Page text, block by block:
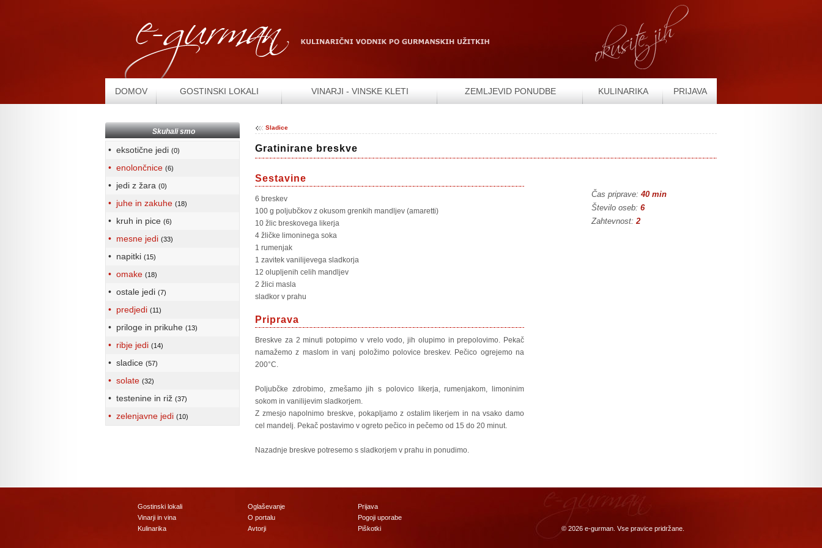
DOMOV GOSTINSKI LOKALI VINARJI - VINSKE KLETI ZEMLJEVID PONUDBE KULINARIKA PRIJAVA
Skuhali smo
• eksotične jedi (0)
• enolončnice (6)
• jedi z žara (0)
• juhe in zakuhe (18)
• kruh in pice (6)
• mesne jedi (33)
• napitki (15)
• omake (18)
• ostale jedi (7)
• predjedi (11)
• priloge in prikuhe (13)
• ribje jedi (14)
• sladice (57)
• solate (32)
• testenine in riž (37)
• zelenjavne jedi (10)
Sladice
Gratinirane breskve
Sestavine
6 breskev
100 g poljubčkov z okusom grenkih mandljev (amaretti)
10 žlic breskovega likerja
4 žličke limoninega soka
1 rumenjak
1 zavitek vanilijevega sladkorja
12 olupljenih celih mandljev
2 žlici masla
sladkor v prahu
Priprava
Breskve za 2 minuti potopimo v vrelo vodo, jih olupimo in prepolovimo. Pekač
namažemo z maslom in vanj položimo polovice breskev. Pečico ogrejemo na
200°C.
Poljubčke zdrobimo, zmešamo jih s polovico likerja, rumenjakom, limoninim
sokom in vanilijevim sladkorjem.
Z zmesjo napolnimo breskve, pokapljamo z ostalim likerjem in na vsako damo
cel mandelj. Pekač postavimo v ogreto pečico in pečemo od 15 do 20 minut.
Nazadnje breskve potresemo s sladkorjem v prahu in ponudimo.
Čas priprave: 40 min
Število oseb: 6
Zahtevnost:2
Gostinski lokali
Vinarji in vina
Kulinarika
Oglaševanje
O portalu
Avtorji
Prijava
Pogoji uporabe
Piškotki
© 2026 e-gurman . Vse pravice pridržane.